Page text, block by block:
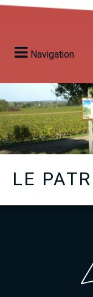
Navigation
LE